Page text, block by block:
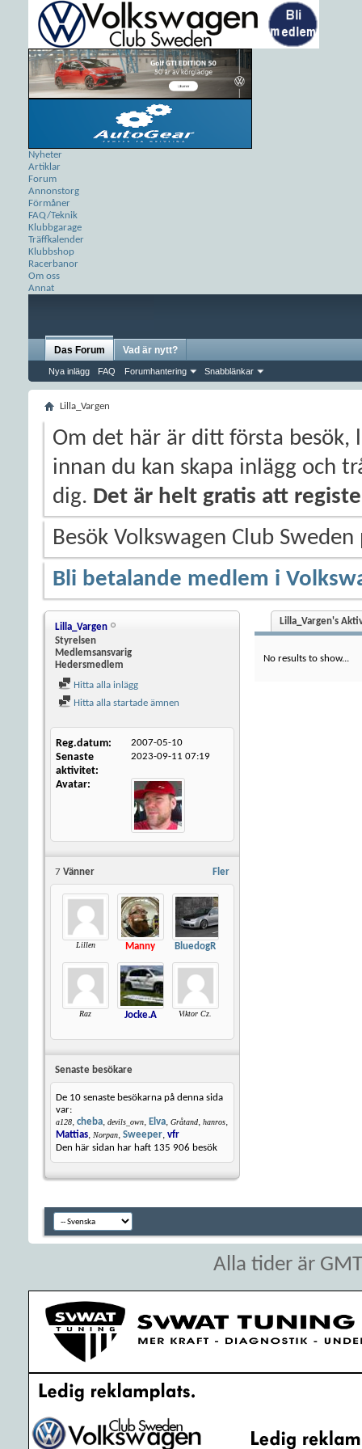
Nyheter
Artiklar
Forum
Annonstorg
Förmåner
FAQ/Teknik
Klubbgarage
Träffkalender
Klubbshop
Racerbanor
Om oss
Annat
Das Forum
Nya inlägg FAQ Forumhantering Snabblänkar
Vad är nytt?
Lilla_Vargen
Om det här är ditt första besök,
innan du kan skapa inlägg och
dig. Det är helt gratis att
Besök Volkswagen Club
Bli betalande medlem i
Lilla_Vargen
Styrelsen
Medlemsansvarig
Hedersmedlem
Hitta alla inlägg
Hitta alla startade ämnen
Reg.datum 2007-05-10
Senaste
aktivitet
2023-09-11 07:19
Avatar
Fler
7 Vänner
Lillen Manny BluedogR
Raz Jocke.A Viktor Cz.
Senaste besökare
De 10 senaste besökarna på denna sida
var:
a128, cheba, devils_own, Elva, Gråtand, hanros,
Mattias, Norpan, Sweeper, vfr
Den här sidan har haft 135 906 besök
Lilla_Vargen's
No results to show...
Alla tider är